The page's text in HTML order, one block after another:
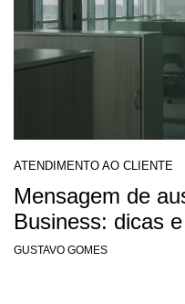
ATENDIMENTO AO CLIENTE
Mensagem de
Business: dicas
GUSTAVO GOMES